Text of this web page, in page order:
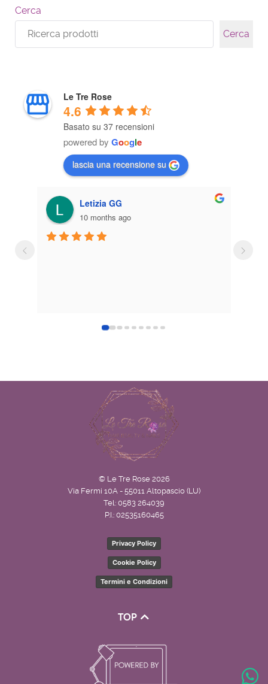
Cerca
Cerca
Le Tre Rose
4.6
Basato su 37 recensioni
powered by Google
lascia una recensione su
Giuseppe D'Agostino
2 years ago
e professionalità. Consigliato!
© Le Tre Rose 2026
Via Fermi 10A - 55011 Altopascio (LU)
Tel: 0583 264039
P.I.: 02535160465
Privacy Policy
Cookie Policy
Termini e Condizioni
TOP